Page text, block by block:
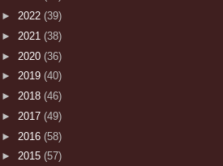
► 2022 (39)
► 2021 (38)
► 2020 (36)
► 2019 (40)
► 2018 (46)
► 2017 (49)
► 2016 (58)
► 2015 (57)